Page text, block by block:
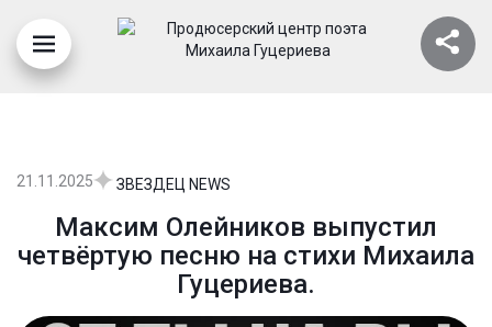
21.11.2025 ЗВЕЗДЕЦ NEWS
Максим Олейников выпустил
четвёртую песню на стихи Михаила
Гуцериева.